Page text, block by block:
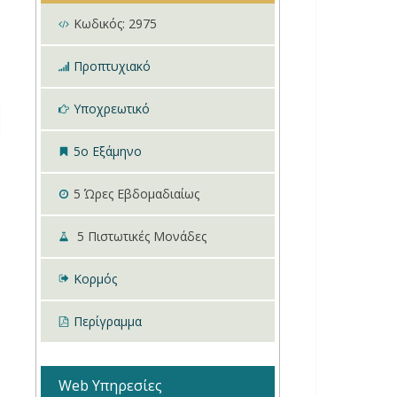
Κωδικός: 2975
Προπτυχιακό
Υποχρεωτικό
5ο Εξάμηνο
5 Ώρες Εβδομαδιαίως
5 Πιστωτικές Μονάδες
Κορμός
Περίγραμμα
Web Υπηρεσίες